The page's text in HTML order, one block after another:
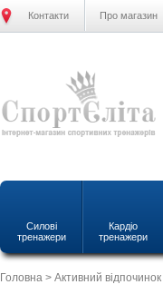
Контакти Про магазин
Силові
тренажери
Кардіо
тренажери
Головна > Активний відпочинок